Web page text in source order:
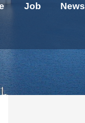
Job News